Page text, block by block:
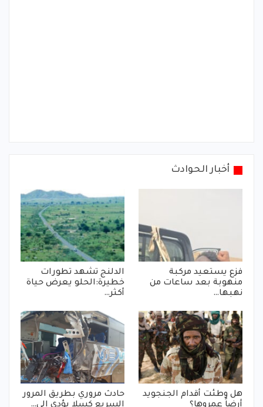
أخبار الحوادث
فزع يستعيد مركبة
منهوبة بعد ساعات من
نهبها…
الدلنج تشهد تطورات
خطيرة:الحلو يعرض حياة
أكثر…
هل وطئت أقدام الجنجويد
حادث مروري بطريق المرور